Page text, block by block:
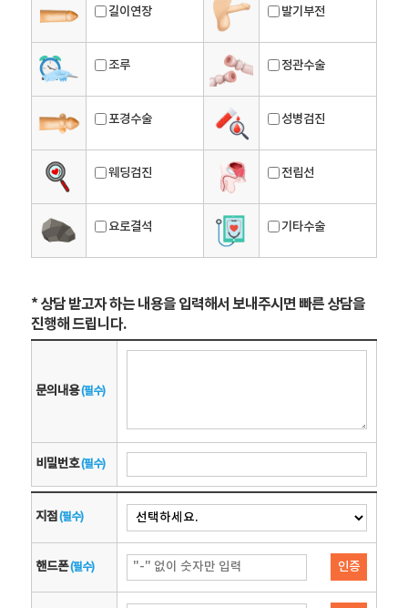
길이연장 발기부전
조루 정관수술
포경수술 성병검진
웨딩검진 전립선
요로결석 기타수술
* 상담 받고자 하는 내용을 입력해서 보내주시면 빠른 상담을
진행해 드립니다.
문의내용(필수)
비밀번호(필수)
지점 (필수)
핸드폰(필수) 인증